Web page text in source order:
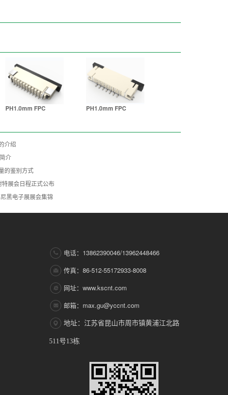
PH1.0mm FPC
PH1.0mm FPC
介绍
介
的鉴别方式
展会日程正式公布
黑电子展展会集锦
电话：13862390046/13962448466
传真：86-512-55172933-8008
网址：www.kscnt.com
邮箱：max.gu@yccnt.com
地址：江苏省昆山市周市镇黄浦江北路
511号13栋